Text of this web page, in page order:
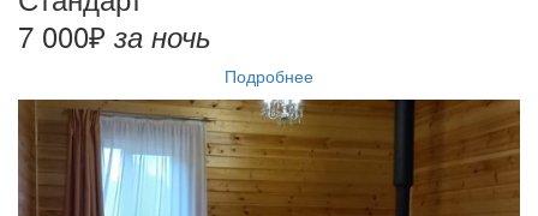
7 000₽ за ночь
Подробнее